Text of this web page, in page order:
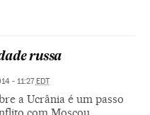
russa
- 11:27EDT
a Ucrânia é um passo